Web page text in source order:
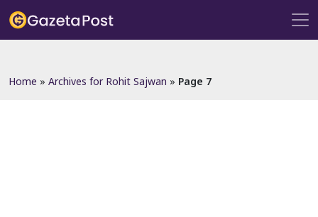
Home » Archives for Rohit Sajwan » Page 7